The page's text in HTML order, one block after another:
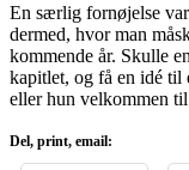
En særlig fornøjelse
dermed, hvor man
kommende år. Skulle
kapitlet, og få en idé til
eller hun velkommen
Del, print, email: